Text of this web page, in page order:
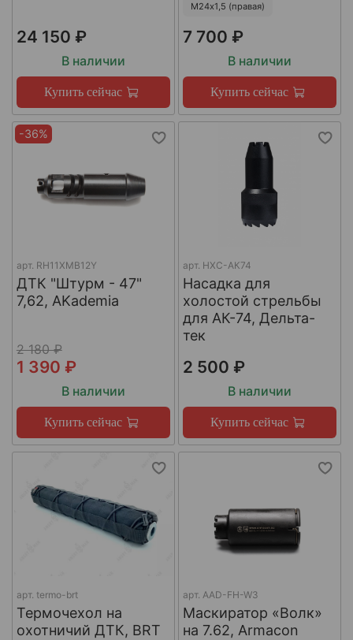
24 150 ₽
В наличии
Купить сейчас
М24х1,5 (правая)
7 700 ₽
В наличии
Купить сейчас
-36%
арт. RH11XMB12Y
ДТК "Штурм - 47"
7,62, AKademia
2 180 ₽
1 390 ₽
В наличии
Купить сейчас
арт. НХС-АК74
Насадка для
холостой стрельбы
для АК-74, Дельта-
тек
2 500 ₽
В наличии
Купить сейчас
арт. termo-brt
Термочехол на
охотничий ДТК, BRT
арт. AAD-FH-W3
Маскиратор «Волк»
на 7.62, Armacon